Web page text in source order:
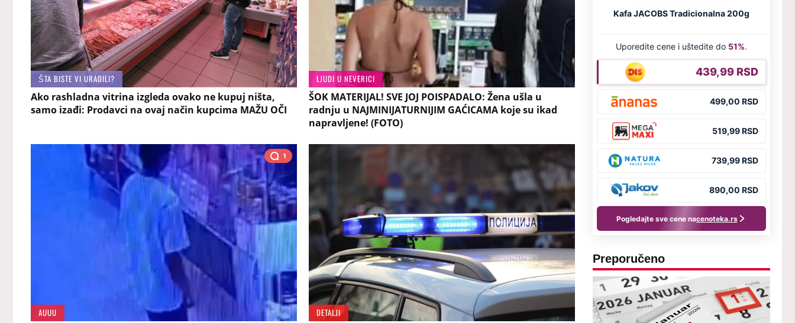
ŠTA BISTE VI URADILI?
Ako rashladna vitrina izgleda ovako ne kupuj ništa,
samo izađi: Prodavci na ovaj način kupcima MAŽU OČI
LJUDI U NEVERICI
ŠOK MATERIJAL! SVE JOJ POISPADALO: Žena ušla u
radnju u NAJMINIJATURNIJIM GAĆICAMA koje su ikad
napravljene! (FOTO)
1
AUUU DETALJI
Preporučeno